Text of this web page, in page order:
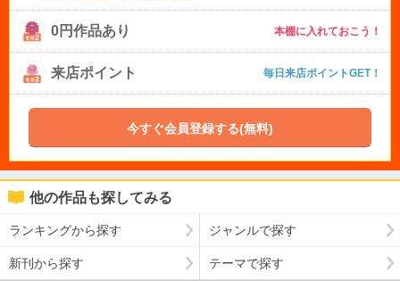
0円作品あり 本棚に入れておこう！
来店ポイント 毎日来店ポイントGET！
今すぐ会員登録する(無料)
他の作品も探してみる
ランキングから探す ジャンルで探す
新刊から探す テーマで探す